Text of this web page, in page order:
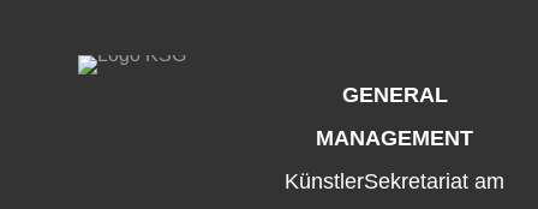
GENERAL
MANAGEMENT
KünstlerSekretariat am